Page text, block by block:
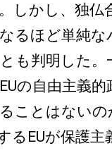
しかし、独仏
るほど単純
も判明した。
の自由主義的
ことはないの
るEUが保護主